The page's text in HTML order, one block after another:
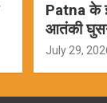
Patna के
आतंकी
ऑपरेशन;
July 29,